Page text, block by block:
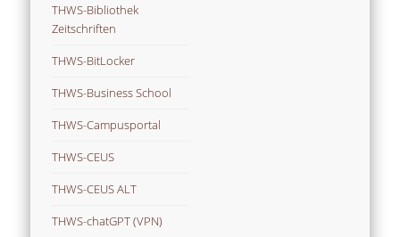
THWS-Bibliothek
Zeitschriften
THWS-BitLocker
THWS-Business School
THWS-Campusportal
THWS-CEUS
THWS-CEUS ALT
THWS-chatGPT (VPN)